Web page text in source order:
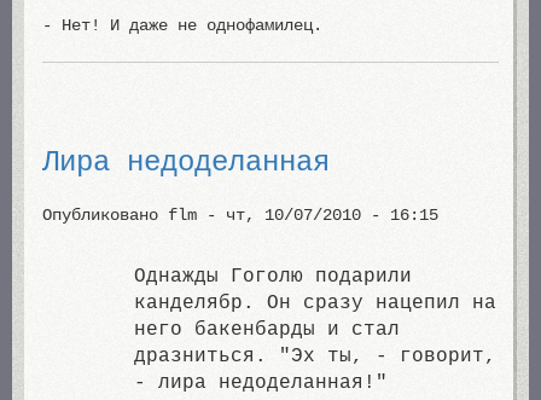
- Нет! И даже не однофамилец.
Лира недоделанная
Опубликовано flm - чт, 10/07/2010 - 16:15
Однажды Гоголю подарили
канделябр. Он сразу нацепил на
него бакенбарды и стал
дразниться. "Эх ты, - говорит,
- лиpа недоделанная!"